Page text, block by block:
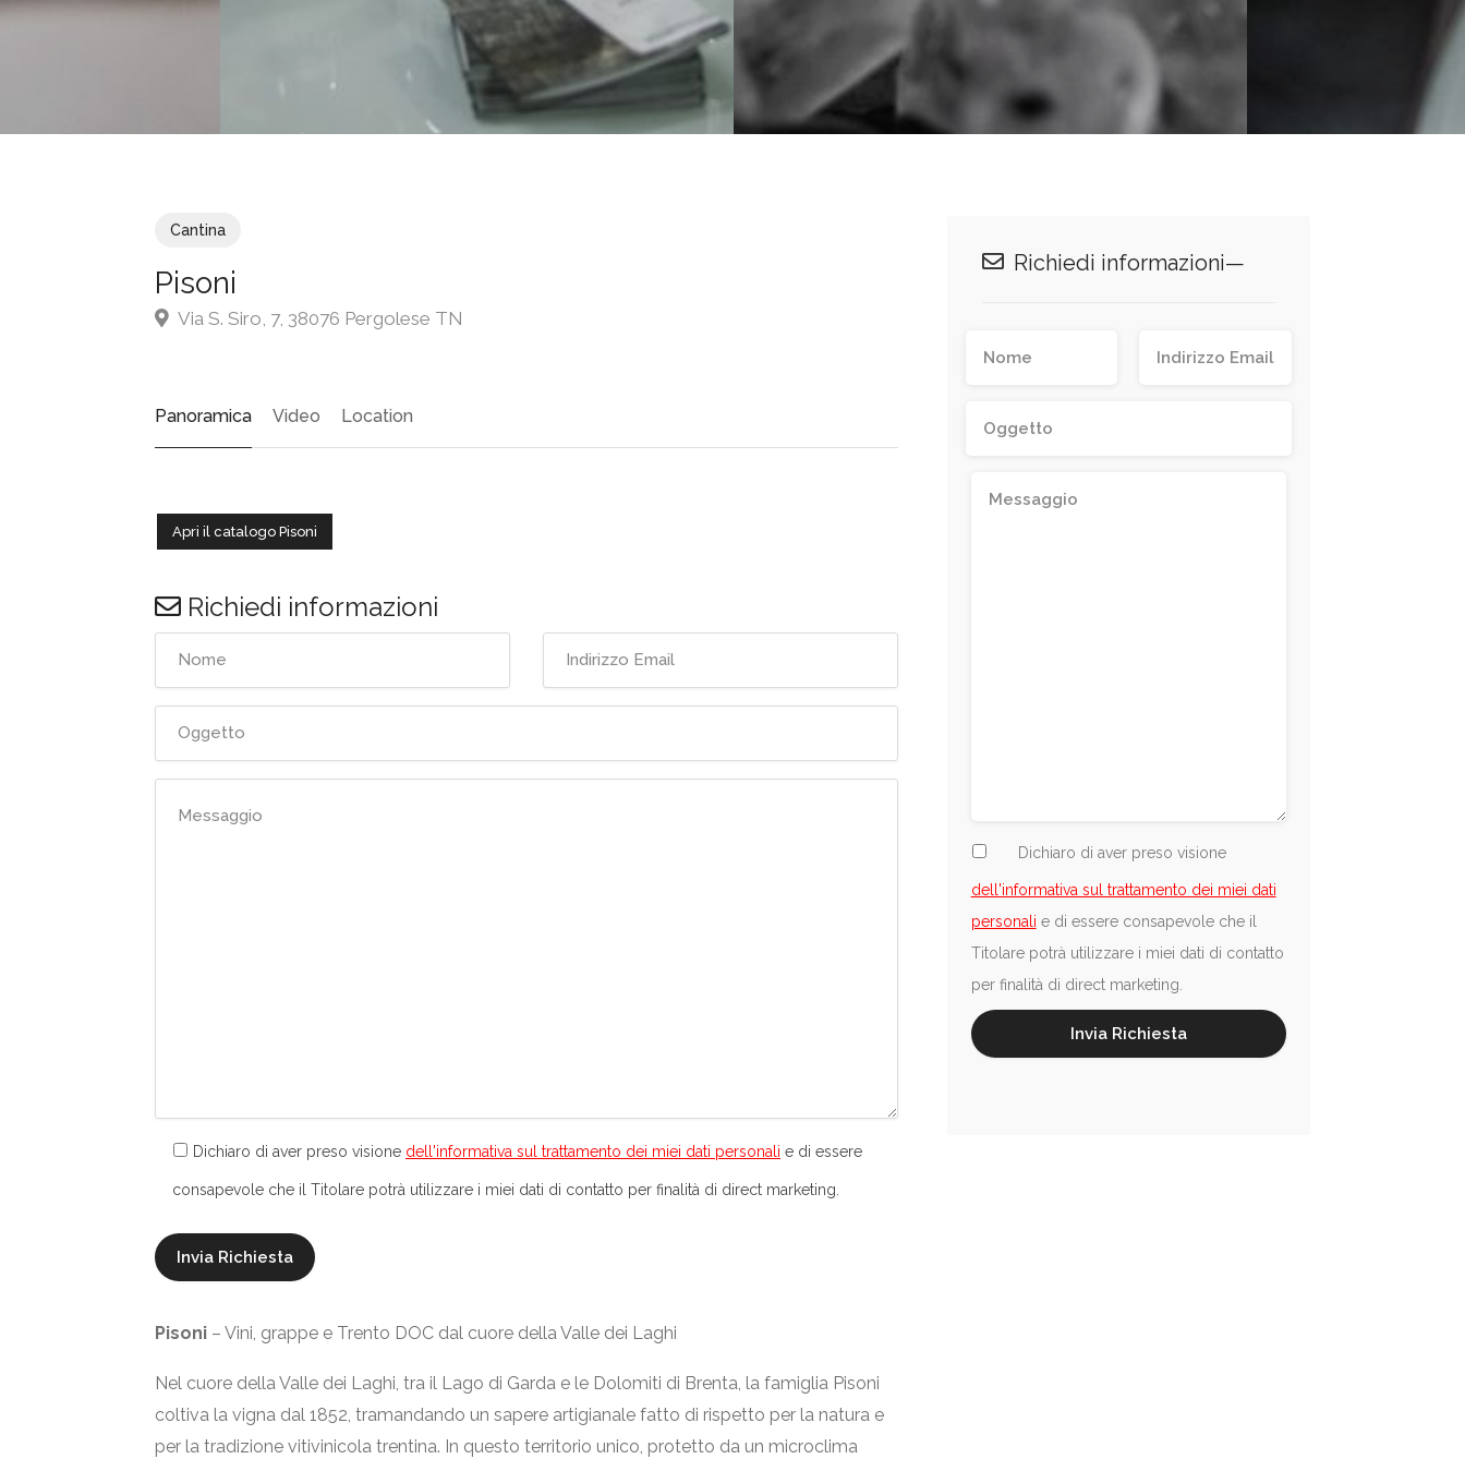
Cantina
Pisoni
Via S. Siro, 7, 38076 Pergolese TN
Panoramica Video Location
Apri il catalogo Pisoni
Richiedi informazioni
Dichiaro di aver preso visione dell'informativa sul trattamento dei miei dati personali e di essere
consapevole che il Titolare potrà utilizzare i miei dati di contatto per finalità di direct marketing.
Pisoni – Vini, grappe e Trento DOC dal cuore della Valle dei Laghi
Nel cuore della Valle dei Laghi, tra il Lago di Garda e le Dolomiti di Brenta, la famiglia Pisoni
coltiva la vigna dal 1852, tramandando un sapere artigianale fatto di rispetto per la natura e
per la tradizione vitivinicola trentina. In questo territorio unico, protetto da un microclima
Richiedi informazioni—
Dichiaro di aver preso visione
dell'informativa sul trattamento dei miei dati
personali e di essere consapevole che il
Titolare potrà utilizzare i miei dati di contatto
per finalità di direct marketing.